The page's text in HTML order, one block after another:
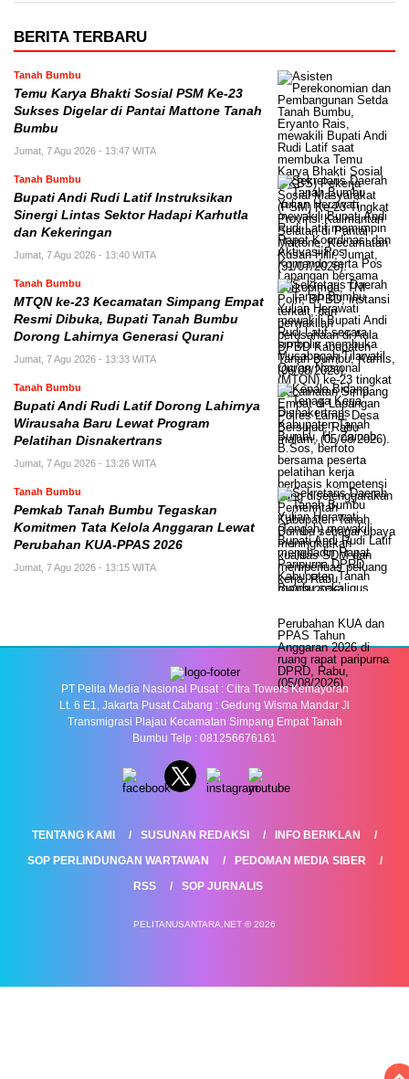
BERITA TERBARU
Tanah Bumbu
Temu Karya Bhakti Sosial PSM Ke-23
Sukses Digelar di Pantai Mattone Tanah
Bumbu
Jumat, 7 Agu 2026 - 13:47 WITA
Tanah Bumbu
Bupati Andi Rudi Latif Instruksikan
Sinergi Lintas Sektor Hadapi Karhutla
dan Kekeringan
Jumat, 7 Agu 2026 - 13:40 WITA
Tanah Bumbu
MTQN ke-23 Kecamatan Simpang Empat
Resmi Dibuka, Bupati Tanah Bumbu
Dorong Lahirnya Generasi Qurani
Jumat, 7 Agu 2026 - 13:33 WITA
Tanah Bumbu
Bupati Andi Rudi Latif Dorong Lahirnya
Wirausaha Baru Lewat Program
Pelatihan Disnakertrans
Jumat, 7 Agu 2026 - 13:26 WITA
Tanah Bumbu
Pemkab Tanah Bumbu Tegaskan
Komitmen Tata Kelola Anggaran Lewat
Perubahan KUA-PPAS 2026
Jumat, 7 Agu 2026 - 13:15 WITA
PT Pelita Media Nasional Pusat : Citra Towers Kemayoran
Lt. 6 E1, Jakarta Pusat Cabang : Gedung Wisma Mandar Jl
Transmigrasi Plajau Kecamatan Simpang Empat Tanah
Bumbu Telp : 081256676161
TENTANG KAMI SUSUNAN REDAKSI
INFO BERIKLAN
SOP PERLINDUNGAN WARTAWAN
PEDOMAN MEDIA SIBER
RSS
SOP JURNALIS
PELITANUSANTARA.NET © 2026